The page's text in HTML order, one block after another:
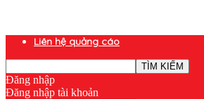
Liên hệ quảng cáo
Đăng nhập
Đăng nhập tài khoản